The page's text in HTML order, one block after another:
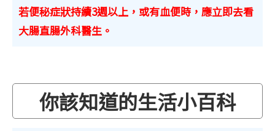
若便秘症狀持續3週以上，或有血便時，應立即去看
大腸直腸外科醫生。
你該知道的生活小百科